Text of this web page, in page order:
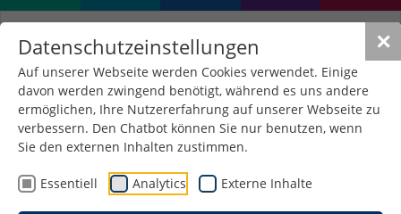
✕
Datenschutzeinstellungen
Auf unserer Webseite werden Cookies verwendet. Einige
davon werden zwingend benötigt, während es uns andere
ermöglichen, Ihre Nutzererfahrung auf unserer Webseite zu
verbessern. Den Chatbot können Sie nur benutzen, wenn
Sie den externen Inhalten zustimmen.
Essentiell Analytics Externe Inhalte